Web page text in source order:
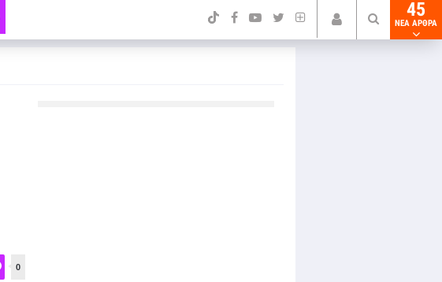
45
NEA ΑΡΘΡΑ
0